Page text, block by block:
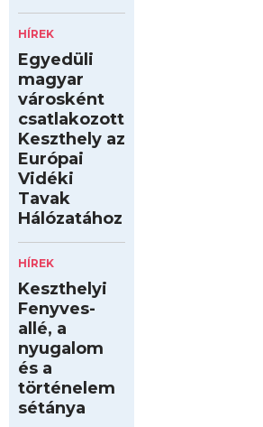
HÍREK
Egyedüli
magyar
városként
csatlakozott
Keszthely az
Európai
Vidéki
Tavak
Hálózatához
HÍREK
Keszthelyi
Fenyves-
allé, a
nyugalom
és a
történelem
sétánya